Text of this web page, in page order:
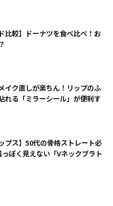
比較】ドーナツを食べ比べ！お
イク直しが楽ちん！リップのふ
れる「ミラーシール」が便利す
プス】50代の骨格ストレート必
ぽく見えない「Vネックブラト